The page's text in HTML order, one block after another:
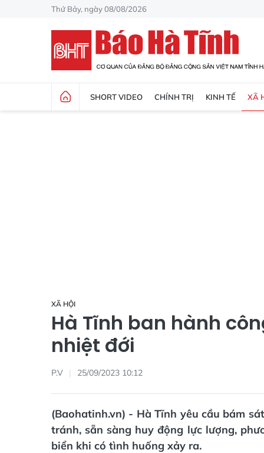
Thứ Bảy, ngày 08/08/2026
SHORT VIDEO CHÍNH TRỊ KINH TẾ XÃ
XÃ HỘI
Hà Tĩnh ban hành
nhiệt đới
P.V 25/09/2023 10:12
(Baohatinh.vn) - Hà Tĩnh yêu cầu bám
tránh, sẵn sàng huy động lực lượng,
biển khi có tình huống xảy ra.